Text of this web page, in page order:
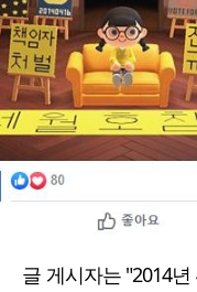
글 게시자는 "2014